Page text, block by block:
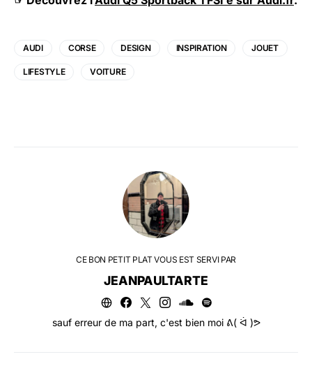
AUDI CORSE DESIGN INSPIRATION JOUET
LIFESTYLE VOITURE
CE BON PETIT PLAT VOUS EST SERVI PAR
JEANPAULTARTE
sauf erreur de ma part, c'est bien moi ᕕ( ᐛ )ᕗ